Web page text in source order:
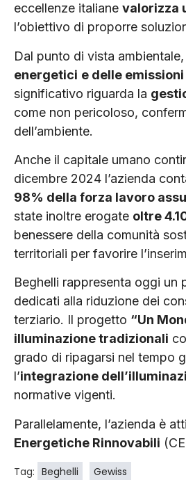
eccellenze italiane valorizza
l’obiettivo di proporre
Dal punto di vista
energetici e delle emissioni
significativo riguarda la
come non pericoloso,
dell’ambiente.
Anche il capitale umano
dicembre 2024 l’azienda
98% della forza lavoro
state inoltre erogate oltre
benessere della comunità
territoriali per favorire
Beghelli rappresenta oggi un
dedicati alla riduzione dei
terziario. Il progetto “Un
illuminazione tradizionali
grado di ripagarsi nel tempo
l’integrazione
normative vigenti.
Parallelamente, l’azienda è
Energetiche Rinnovabili
Tag: Beghelli Gewiss